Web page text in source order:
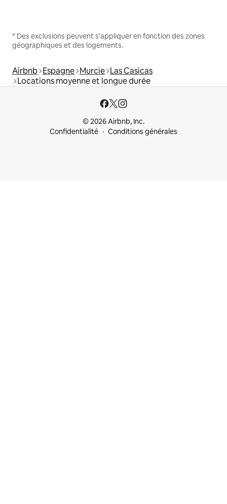
* Des exclusions peuvent s'appliquer en fonction des zones
géographiques et des logements.
Airbnb Espagne Murcie Las Casicas
Locations moyenne et longue durée
© 2026 Airbnb, Inc.
Confidentialité
Conditions générales